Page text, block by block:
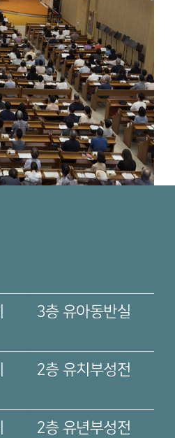
3층 유아동반실
2층 유치부성전
2층 유년부성전